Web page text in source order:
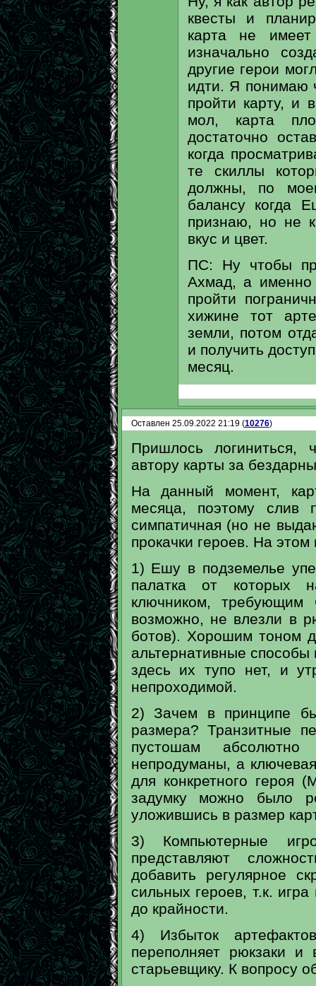
квесты и
карта не
изначально
другие герои
идти. Я понимаю
пройти карту, и
мол, карта
достаточно
когда
те скиллы
должны, по
балансу когда
признаю, но не
вкус и цвет.
ПС: Ну чтобы
Ахмад, а именно
пройти
хижине тот
земли, потом
и получить
месяц.
Оставлен 25.09.2022 21:19 (10276)
Пришлось логиниться,
автору карты за
На данный момент,
месяца, поэтому
симпатичная (но не
прокачки героев. На
1) Ешу в подземелье
палатка от которых
ключником, требующим
возможно, не влезли в
ботов). Хорошим тоном
альтернативные
здесь их тупо нет, и
непроходимой.
2) Зачем в принципе
размера? Транзитные
пустошам абсолютно
непродуманы, а
для конкретного героя
задумку можно было
уложившись в размер
3) Компьютерные
представляют
добавить регулярное
сильных героев, т.к.
до крайности.
4) Избыток
переполняет рюкзаки и
старьевщику. К вопросу